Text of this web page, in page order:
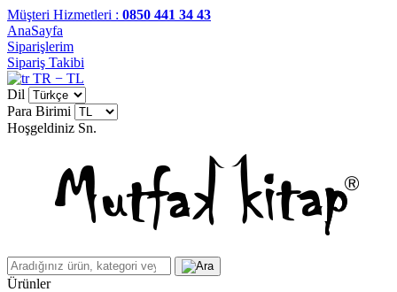
Müşteri Hizmetleri : 0850 441 34 43
AnaSayfa
Siparişlerim
Sipariş Takibi
TR − TL
Dil
Para Birimi
Hoşgeldiniz Sn.
Ürünler